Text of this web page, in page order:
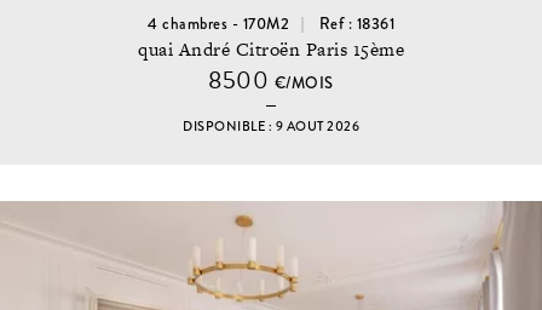
4 chambres - 170M2 Ref : 18361
quai André Citroën Paris 15ème
8500 €/MOIS
DISPONIBLE : 9 AOUT 2026